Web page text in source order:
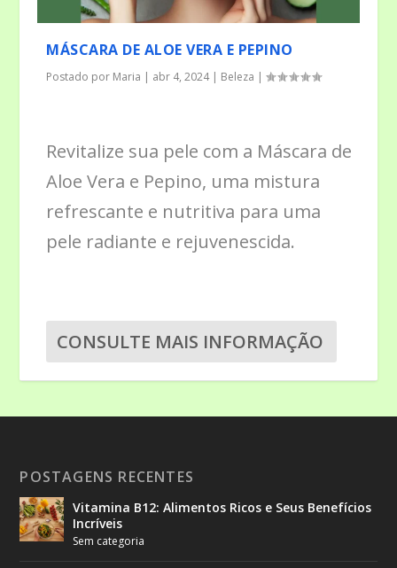
MÁSCARA DE ALOE VERA E PEPINO
Postado por Maria | abr 4, 2024| Beleza |
Revitalize sua pele com a Máscara de
Aloe Vera e Pepino, uma mistura
refrescante e nutritiva para uma
pele radiante e rejuvenescida.
CONSULTE MAIS INFORMAÇÃO
POSTAGENS RECENTES
Vitamina B12: Alimentos Ricos e Seus Benefícios
Incríveis
Sem categoria